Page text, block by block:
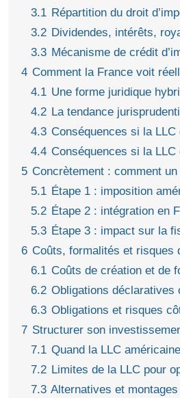
3.1 Répartition du droit
3.2 Dividendes, intérêts,
3.3 Mécanisme de crédit
4 Comment la France voit
4.1 Une forme juridique
4.2 La tendance
4.3 Conséquences si la
4.4 Conséquences si la
5 Concrètement : comment
5.1 Étape 1 : imposition
5.2 Étape 2 : intégration en
5.3 Étape 3 : impact sur la
6 Coûts, formalités et risques
6.1 Coûts de création et de
6.2 Obligations déclaratives
6.3 Obligations et risques
7 Structurer son
7.1 Quand la LLC
7.2 Limites de la LLC pour
7.3 Alternatives et